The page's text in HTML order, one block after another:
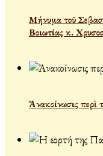
Μήνυμα τοῦ
Βοιωτίας κ.
Ἀνακοίνωσις περὶ